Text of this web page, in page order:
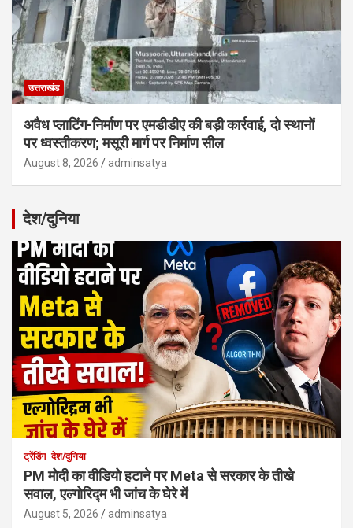
उत्तराखंड
अवैध प्लाटिंग-निर्माण पर एमडीडीए की बड़ी कार्रवाई, दो स्थानों
पर ध्वस्तीकरण; मसूरी मार्ग पर निर्माण सील
August 8, 2026 adminsatya
देश/दुनिया
ट्रेंडिंग देश/दुनिया
PM मोदी का वीडियो हटाने पर Meta से सरकार के तीखे
सवाल, एल्गोरिद्म भी जांच के घेरे में
August 5, 2026 adminsatya